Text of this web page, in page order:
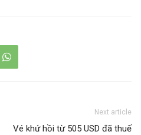
Next article
Vé khứ hồi từ 505 USD đã thuế